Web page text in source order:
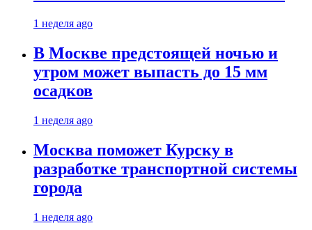
1 неделя ago
В Москве предстоящей ночью и
утром может выпасть до 15 мм
осадков
1 неделя ago
Москва поможет Курску в
разработке транспортной системы
города
1 неделя ago